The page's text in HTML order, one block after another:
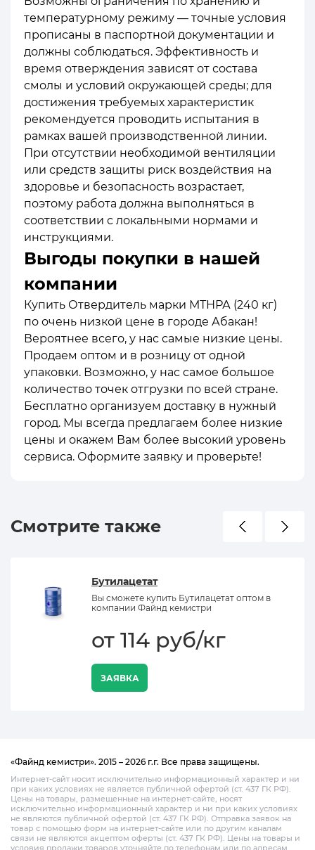
температурному режиму — точные условия
прописаны в паспортной документации и
должны соблюдаться. Эффективность и
время отверждения зависят от состава
смолы и условий окружающей среды; для
достижения требуемых характеристик
рекомендуется проводить испытания в
рамках вашей производственной линии.
При отсутствии необходимой вентиляции
или средств защиты риск воздействия на
здоровье и безопасность возрастает,
поэтому работа должна выполняться в
соответствии с локальными нормами и
инструкциями.
Выгоды покупки в нашей
компании
Купить Отвердитель марки МТНРА (240 кг)
по очень низкой цене в городе Абакан!
Вероятнее всего, у нас самые низкие цены.
Продаем оптом и в розницу от одной
упаковки. Возможно, у нас самое большое
количество точек отгрузки по всей стране.
Бесплатно организуем доставку в нужный
город. Мы всегда предлагаем более низкие
цены и окажем Вам более высокий уровень
сервиса. Оформите заявку и проверьте!
Смотрите также
Бутилацетат
Вы сможете купить Бутилацетат оптом в
компании Файнд кемистри
от 114 руб/кг
ЗАЯВКА
«Файнд кемистри». 2015 – 2026 г.г. Все права защищены.
Интернет-сайт носит исключительно информационный характер и ни
при каких условиях не является публичной офертой (ст. 437 ГК РФ).
Цены на товары, размещенные на интернет-сайте, носят
исключительно информационный характер и ни при каких условиях
не являются публичной офертой (ст. 437 ГК РФ). Отправка заявок на
товар с помощью форм на интернет-сайте или по другим каналам
связи не являются акцептом оферты (ст. 437 ГК РФ). Цены на товары и
условия продажи товаров уточняйте по телефонам или по адресам